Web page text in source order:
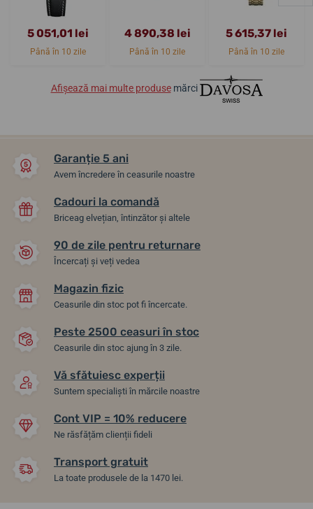
5 051,01 lei
Până în 10 zile
4 890,38 lei
Până în 10 zile
5 615,37 lei
Până în 10 zile
Afișează mai multe produsemărci
Garanție 5 ani
Avem încredere în ceasurile noastre
Cadouri la comandă
Briceag elvețian, întinzător și altele
90 de zile pentru returnare
Încercați și veți vedea
Magazin fizic
Ceasurile din stoc pot fi încercate.
Peste 2500 ceasuri în stoc
Ceasurile din stoc ajung în 3 zile.
Vă sfătuiesc experții
Suntem specialiști în mărcile noastre
Cont VIP = 10% reducere
Ne răsfățăm clienții fideli
Transport gratuit
La toate produsele de la 1470 lei.